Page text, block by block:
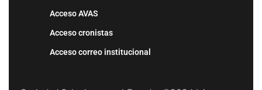
Acceso AVAS
Acceso cronistas
Acceso correo institucional